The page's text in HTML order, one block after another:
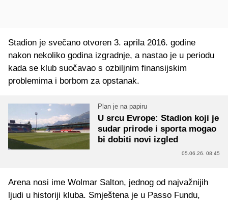
Stadion je svečano otvoren 3. aprila 2016. godine
nakon nekoliko godina izgradnje, a nastao je u periodu
kada se klub suočavao s ozbiljnim finansijskim
problemima i borbom za opstanak.
Plan je na papiru
U srcu Evrope: Stadion koji je
sudar prirode i sporta mogao
bi dobiti novi izgled
05.06.26. 08:45
Arena nosi ime Wolmar Salton, jednog od najvažnijih
ljudi u historiji kluba. Smještena je u Passo Fundu,